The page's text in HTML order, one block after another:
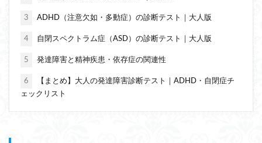
3 ADHD（注意欠如・多動症）の診断テスト｜大人版
4 自閉スペクトラム症（ASD）の診断テスト｜大人版
5 発達障害と精神疾患・依存症の関連性
6
【まとめ】大人の発達障害診断テスト｜ADHD・自閉症チ
ェックリスト